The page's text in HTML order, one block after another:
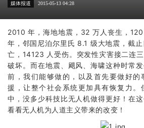
媒体报道 2015-05-13 04:28
2010 年，海地地震，32 万人丧生，
年，邻国尼泊尔里氏 8.1 级大地震，截
亡，14123 人受伤。突发性灾害接二连
破坏。而在地震、飓风、海啸这种时常
前，我们能够做的，以及首先要做好的
援，让整个社会系统更加具有恢复力。
中，没多少科技比无人机做得更好！在
看看无人机为人道主义带来的改变！